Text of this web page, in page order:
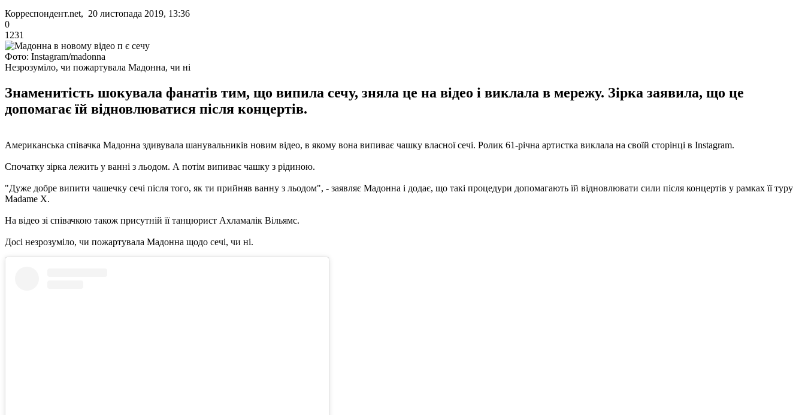
Корреспондент.net, 20 листопада 2019, 13:36
0
1231
Фото: Instagram/madonna
Незрозуміло, чи пожартувала Мадонна, чи ні
Знаменитість шокувала фанатів тим, що випила сечу, зняла це на відео і виклала в мережу. Зірка заявила, що це
допомагає їй відновлюватися після концертів.
Американська співачка Мадонна здивувала шанувальників новим відео, в якому вона випиває чашку власної сечі. Ролик 61-річна артистка виклала на своїй сторінці в Instagram.
Спочатку зірка лежить у ванні з льодом. А потім випиває чашку з рідиною.
"Дуже добре випити чашечку сечі після того, як ти прийняв ванну з льодом", - заявляє Мадонна і додає, що такі процедури допомагають їй відновлювати сили після концертів у рамках її туру
Madame X.
На відео зі співачкою також присутній її танцюрист Ахламалік Вільямс.
Досі незрозуміло, чи пожартувала Мадонна щодо сечі, чи ні.